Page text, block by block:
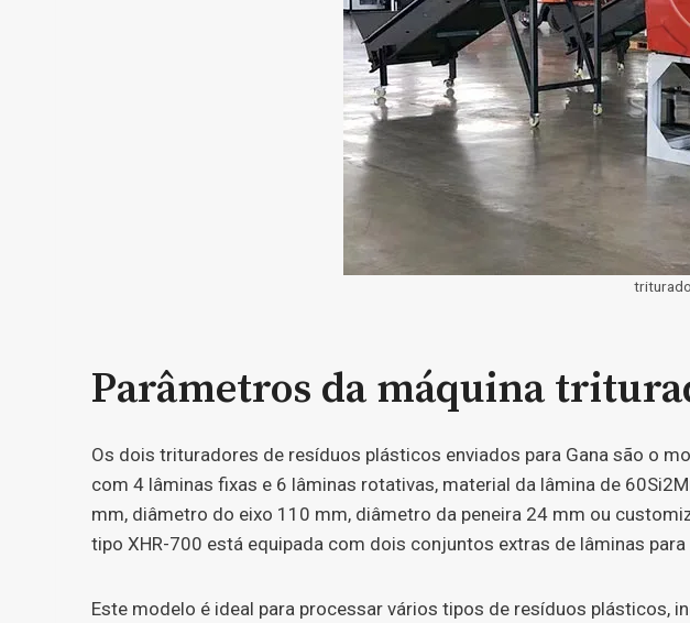
Parâmetros da máquina
Os dois trituradores de resíduos plásticos enviados para Gana são o
com 4 lâminas fixas e 6 lâminas rotativas, material da lâmina de
mm, diâmetro do eixo 110 mm, diâmetro da peneira 24 mm ou
tipo XHR-700 está equipada com dois conjuntos extras de lâminas
Este modelo é ideal para processar vários tipos de resíduos plásticos,